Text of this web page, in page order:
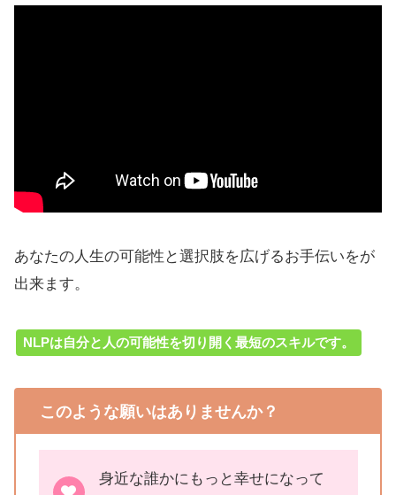
あなたの人生の可能性と選択肢を広げるお手伝いをが
出来ます。
NLPは自分と人の可能性を切り開く最短のスキルです。
このような願いはありませんか？
身近な誰かにもっと幸せになって